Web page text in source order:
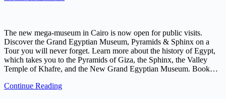
The new mega-museum in Cairo is now open for public visits.
Discover the Grand Egyptian Museum, Pyramids & Sphinx on a
Tour you will never forget. Learn more about the history of Egypt,
which takes you to the Pyramids of Giza, the Sphinx, the Valley
Temple of Khafre, and the New Grand Egyptian Museum. Book…
Continue Reading